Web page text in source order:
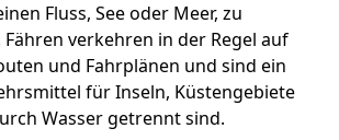
Fluss, See oder Meer, zu
verkehren in der Regel auf
und Fahrplänen und sind ein
für Inseln, Küstengebiete
Wasser getrennt sind.